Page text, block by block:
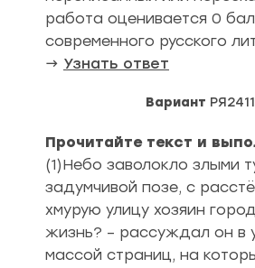
работа оценивается 0
современного русского
→ Узнать ответ
Вариант
Прочитайте текст и
(1)Небо заволокло злыми
задумчивой позе, с
хмурую улицу хозяин
жизнь? – рассуждал он в
массой страниц, на